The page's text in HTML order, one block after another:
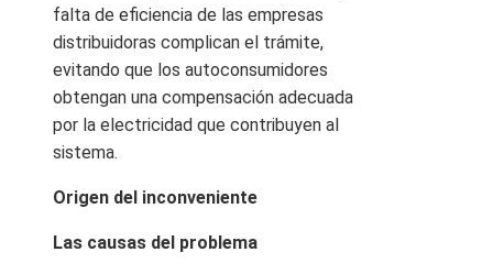
falta de eficiencia de las empresas
distribuidoras complican el trámite,
evitando que los autoconsumidores
obtengan una compensación adecuada
por la electricidad que contribuyen al
sistema.
Origen del inconveniente
Las causas del problema